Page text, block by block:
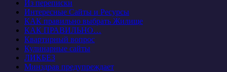
Из переписки
Интересные Сайты и Ресурсы
КАК правильно выбрать Жилище
КАК ПРАВИЛЬНО…
Квартирный вопрос
Кулинарные сайты
ЛИКБЕЗ
Минздрав предупреждает